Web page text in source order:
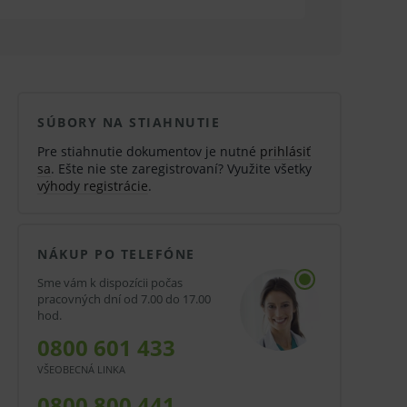
SÚBORY NA STIAHNUTIE
Pre stiahnutie dokumentov je nutné prihlásiť
sa. Ešte nie ste zaregistrovaní? Využite všetky
výhody registrácie.
NÁKUP PO TELEFÓNE
Sme vám k dispozícii počas
pracovných dní od 7.00 do 17.00
hod.
0800 601 433
VŠEOBECNÁ LINKA